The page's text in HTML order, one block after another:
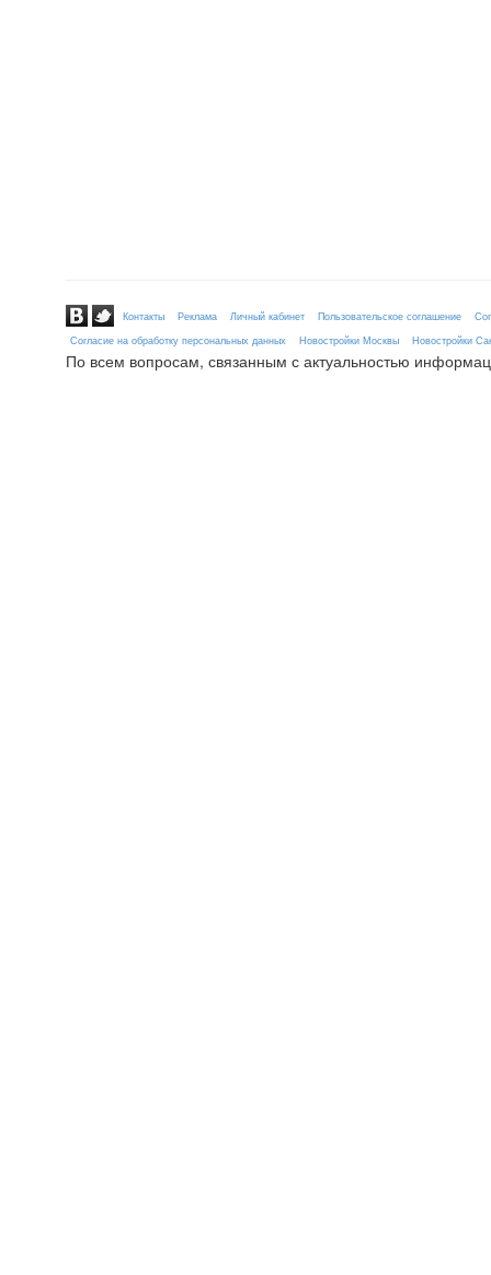
Контакты Реклама Личный кабинет Пользовательское соглашение
Согласие на обработку персональных данных
Новостройки Москвы Новостройки
По всем вопросам, связанным с актуальностью